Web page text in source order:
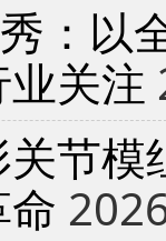
：以
关注
节